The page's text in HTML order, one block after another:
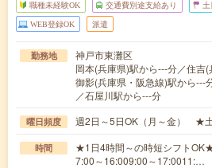
職種未経験OK 交通費別途支給あり
WEB登録OK 派遣
勤務地
神戸市東灘区
岡本(兵庫県)駅から---分／住吉
御影(兵庫県・阪急線)駅から---
／石屋川駅から---分
曜日頻度 週2日～5日OK（月～金） ★
時間
★1日4時間～の時短シフト
7:00～16:009:00～17:0011:…